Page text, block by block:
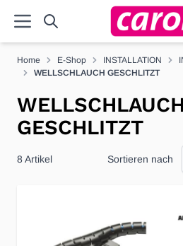
Home E-Shop INSTALLATION
WELLSCHLAUCH GESCHLITZT
WELLSCHLAUCH
GESCHLITZT
8Artikel Sortieren nach